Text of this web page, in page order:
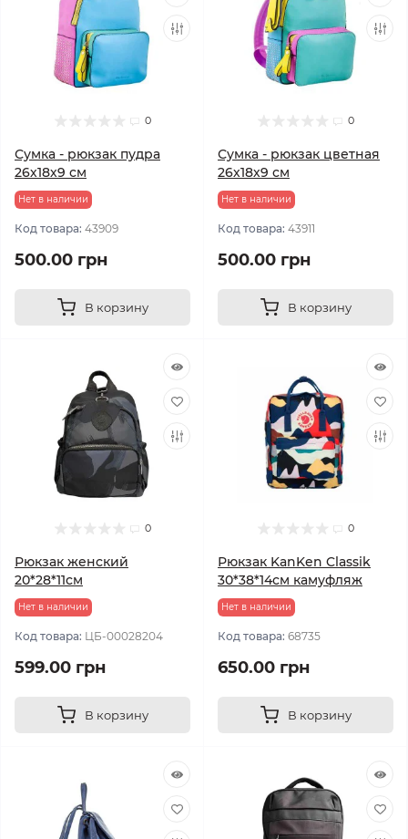
0
Сумка - рюкзак пудра
26х18х9 см
Нет в наличии
Код товара: 43909
500.00 грн
В корзину
0
Сумка - рюкзак цветная
26х18х9 см
Нет в наличии
Код товара: 43911
500.00 грн
В корзину
0
Рюкзак женский
20*28*11см
Нет в наличии
Код товара: ЦБ-00028204
599.00 грн
В корзину
0
Рюкзак KanKen Classik
30*38*14см камуфляж
Нет в наличии
Код товара: 68735
650.00 грн
В корзину